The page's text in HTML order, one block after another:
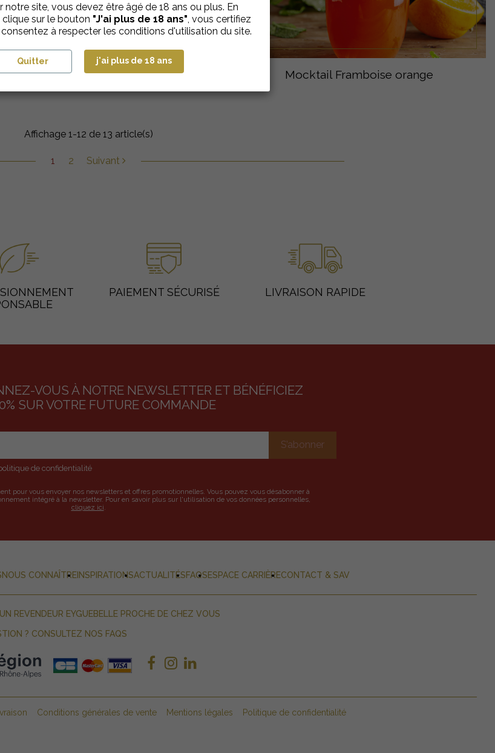
Cocktail Framboise Mandarine Mocktail Framboise orange
Affichage 1-12 de 13 article(s)
1 2 Suivant
PAIEMENT SÉCURISÉ LIVRAISON RAPIDE
VOUS À NOTRE NEWSLETTER ET BÉNÉFICIEZ
SUR VOTRE FUTURE COMMANDE
de confidentialité
pour vous envoyer nos newsletters et offres promotionnelles. Vous pouvez vous désabonner à
intégré à la newsletter. Pour en savoir plus sur l'utilisation de vos données personnelles,
cliquez ici.
NOUS CONNAÎTRE INSPIRATIONSACTUALITÉSFAQSESPACE CARRIÈRECONTACT & SAV
REVENDEUR EYGUEBELLE PROCHE DE CHEZ VOUS
? CONSULTEZ NOS FAQS
Conditions générales de vente Mentions légales Politique de confidentialité
notre site, vous devez être âgé de 18 ans ou plus. En
sur le bouton "J'ai plus de 18 ans", vous certifiez
à respecter les conditions d'utilisation du site.
Quitter j'ai plus de 18 ans